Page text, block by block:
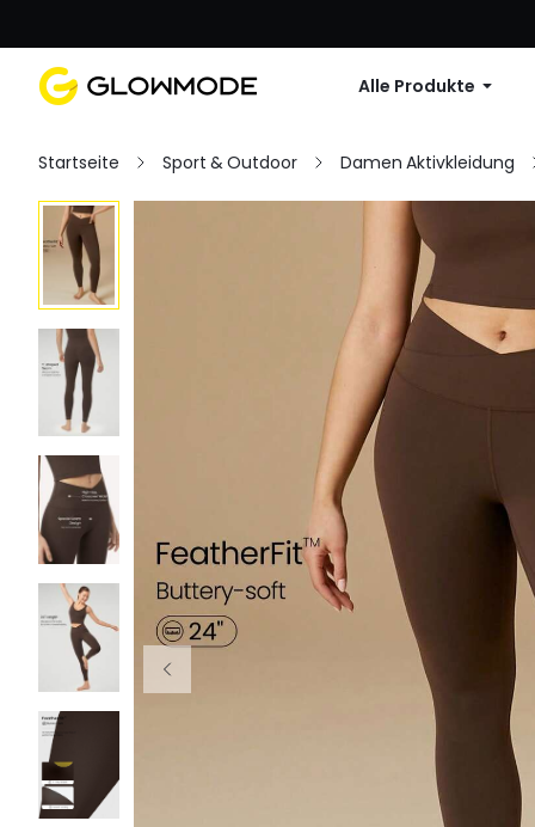
Alle Produkte
Startseite Sport & Outdoor Damen Aktivkleidung